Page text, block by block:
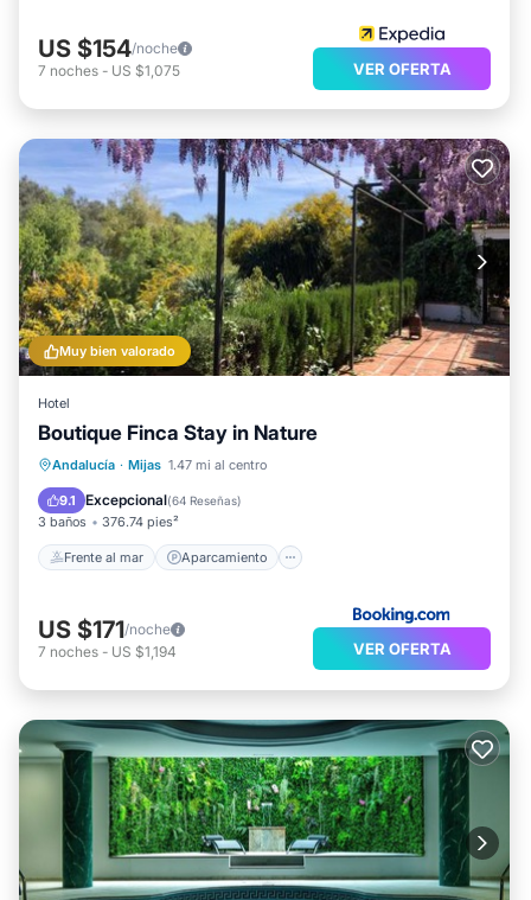
US $154/noche
7 noches - US $1,075 VER OFERTA
Muy bien valorado
Hotel
Boutique Finca Stay in Nature
Andalucía · Mijas 1.47 mi al centro
9.1 Excepcional(64 Reseñas)
3 baños 376.74 pies²
Frente al mar Aparcamiento
Frente al mar Aparcamiento
Vista al mar
US $171/noche
7 noches - US $1,194 VER OFERTA